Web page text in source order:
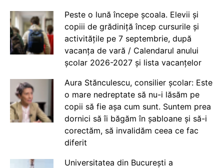
Peste o lună începe școala. Elevii și
copiii de grădiniță încep cursurile și
activitățile pe 7 septembrie, după
vacanța de vară / Calendarul anului
școlar 2026-2027 și lista vacanțelor
Aura Stănculescu, consilier școlar: Este
o mare nedreptate să nu-i lăsăm pe
copii să fie așa cum sunt. Suntem prea
dornici să îi băgăm în șabloane și să-i
corectăm, să invalidăm ceea ce fac
diferit
Universitatea din București a